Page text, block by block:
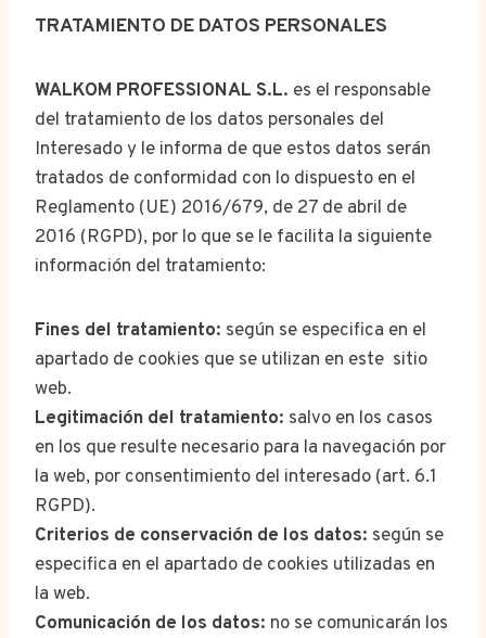
TRATAMIENTO DE DATOS PERSONALES
WALKOM PROFESSIONAL S.L. es el responsable
del tratamiento de los datos personales del
Interesado y le informa de que estos datos serán
tratados de conformidad con lo dispuesto en el
Reglamento (UE) 2016/679, de 27 de abril de
2016 (RGPD), por lo que se le facilita la siguiente
información del tratamiento:
Fines del tratamiento: según se especifica en el
apartado de cookies que se utilizan en este sitio
web.
Legitimación del tratamiento: salvo en los casos
en los que resulte necesario para la navegación por
la web, por consentimiento del interesado (art. 6.1
RGPD).
Criterios de conservación de los datos: según se
especifica en el apartado de cookies utilizadas en
la web.
Comunicación de los datos: no se comunicarán los